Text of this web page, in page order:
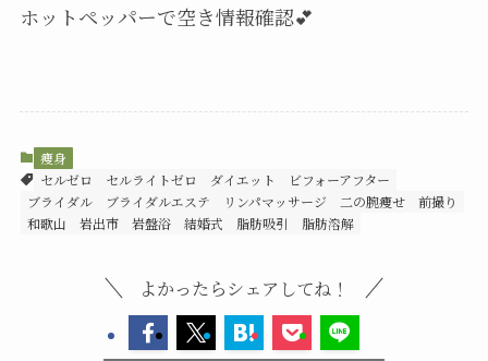
ホットペッパーで空き情報確認💕
痩身
セルゼロ
セルライトゼロ ダイエット
ビフォーアフター
ブライダル
ブライダルエステ リンパマッサージ 二の腕痩せ
前撮り
和歌山
岩出市 岩盤浴 結婚式 脂肪吸引 脂肪溶解
よかったらシェアしてね！